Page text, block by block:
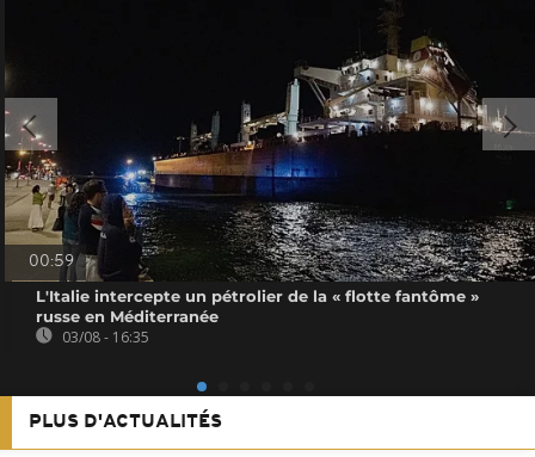
00:59
L'Italie intercepte un pétrolier de la « flotte fantôme »
russe en Méditerranée
03/08 - 16:35
PLUS D'ACTUALITÉS